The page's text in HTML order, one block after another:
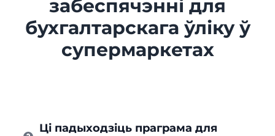
забеспячэнні для
бухгалтарскага ўліку ў
супермаркетах
Ці падыходзіць праграма для